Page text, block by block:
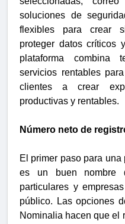
soluciones de
flexibles para crear
proteger datos críticos
plataforma combina
servicios rentables
clientes a crear
productivas y rentables.
Número neto de
El primer paso para
es un buen nombre
particulares y
público. Las opciones
Nominalia hacen que el